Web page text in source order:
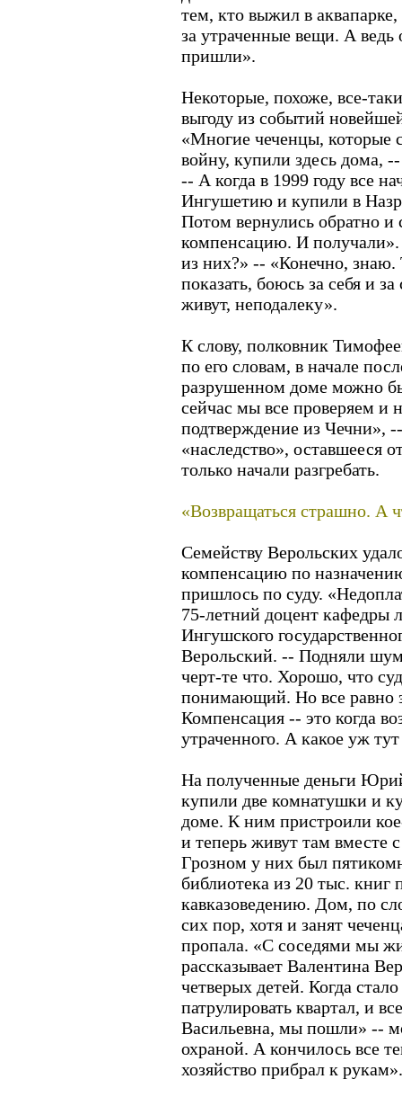
тем, кто выжил в
за утраченные вещи. А ведь
пришли».
Некоторые, похоже, все-
выгоду из событий
«Многие чеченцы, которые
войну, купили здесь дома,
-- А когда в 1999 году все
Ингушетию и купили в
Потом вернулись обратно и
компенсацию. И получали».
из них?» -- «Конечно, знаю.
показать, боюсь за себя и
живут, неподалеку».
К слову, полковник
по его словам, в начале
разрушенном доме можно
сейчас мы все проверяем и
подтверждение из Чечни»,
«наследство», оставшееся
только начали разгребать.
«Возвращаться страшно. А
Семейству Верольских
компенсацию по
пришлось по суду.
75-летний доцент кафедры
Ингушского
Верольский. -- Подняли
черт-те что. Хорошо, что
понимающий. Но все равно
Компенсация -- это когда
утраченного. А какое уж
На полученные деньги
купили две комнатушки и
доме. К ним пристроили
и теперь живут там вместе
Грозном у них был
библиотека из 20 тыс. книг
кавказоведению. Дом, по
сих пор, хотя и занят
пропала. «С соседями мы
рассказывает Валентина
четверых детей. Когда
патрулировать квартал, и
Васильевна, мы пошли» --
охраной. А кончилось все
хозяйство прибрал к рукам».